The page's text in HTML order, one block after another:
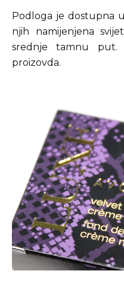
Podloga je dostupna
njih namijenjena
srednje tamnu put.
proizovda.